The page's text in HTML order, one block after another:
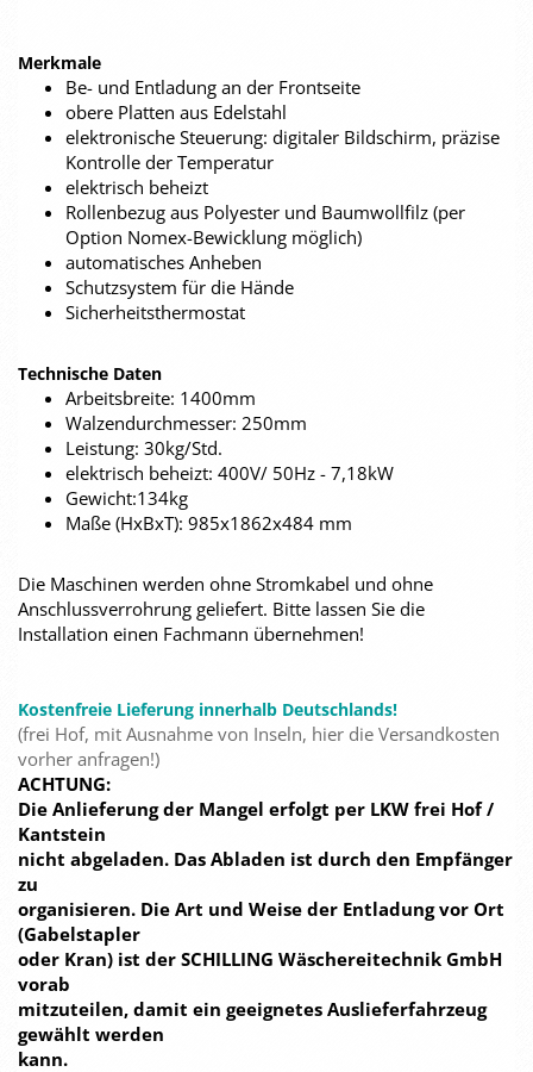
Merkmale
Be- und Entladung an der Frontseite
obere Platten aus Edelstahl
elektronische Steuerung: digitaler Bildschirm, präzise
Kontrolle der Temperatur
elektrisch beheizt
Rollenbezug aus Polyester und Baumwollfilz (per
Option Nomex-Bewicklung möglich)
automatisches Anheben
Schutzsystem für die Hände
Sicherheitsthermostat
Technische Daten
Arbeitsbreite: 1400mm
Walzendurchmesser: 250mm
Leistung: 30kg/Std.
elektrisch beheizt: 400V/ 50Hz - 7,18kW
Gewicht:134kg
Maße (HxBxT): 985x1862x484 mm
Die Maschinen werden ohne Stromkabel und ohne
Anschlussverrohrung geliefert. Bitte lassen Sie die
Installation einen Fachmann übernehmen!
Kostenfreie Lieferung innerhalb Deutschlands!
(frei Hof, mit Ausnahme von Inseln, hier die Versandkosten
vorher anfragen!)
ACHTUNG:
Die Anlieferung der Mangel erfolgt per LKW frei Hof /
Kantstein
nicht abgeladen. Das Abladen ist durch den Empfänger
zu
organisieren. Die Art und Weise der Entladung vor Ort
(Gabelstapler
oder Kran) ist der SCHILLING Wäschereitechnik GmbH
vorab
mitzuteilen, damit ein geeignetes Auslieferfahrzeug
gewählt werden
kann.